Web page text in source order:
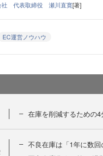
社 代表取締役 瀬川直寛[著]
EC運営ノウハウ
在庫を削減するための4
不良在庫は「1年に数